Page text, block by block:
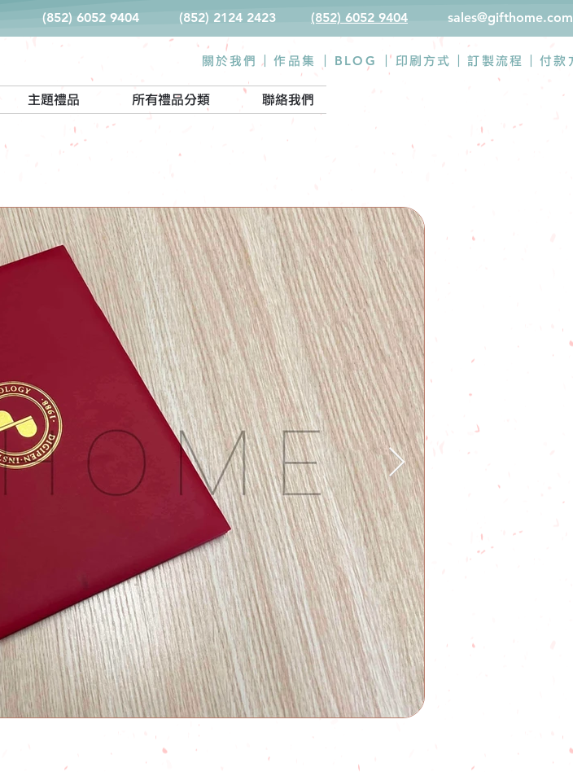
(852) 6052 9404 (852) 2124 2423 (852) 6052 9404
關於我們 | 作品集 BLOG | 印刷方式 |訂製流程 付款
主題禮品 所有禮品分類 聯絡我們